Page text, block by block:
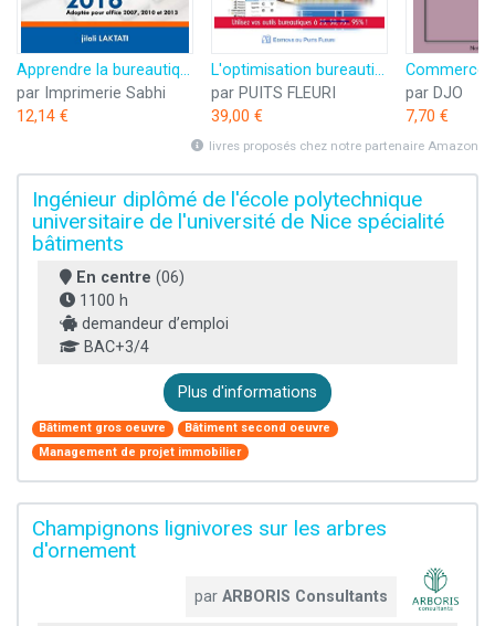
Apprendre la bureautique: Word 2016, Excel 2016, Access 2016, PowerPoint 2016
par Imprimerie Sabhi
12,14 €
L'optimisation bureautique: Optimisez vos services administratifs. Utilisez vos outils bureautiques à 95%.
par PUITS FLEURI
39,00 €
par DJO
7,70 €
livres proposés chez notre partenaire Amazon
Ingénieur diplômé de l'école polytechnique
universitaire de l'université de Nice spécialité
bâtiments
En centre (06)
1100 h
demandeur d’emploi
BAC+3/4
Plus d'informations
Bâtiment gros oeuvre
Bâtiment second oeuvre
Management de projet immobilier
Champignons lignivores sur les arbres
d'ornement
par ARBORIS Consultants